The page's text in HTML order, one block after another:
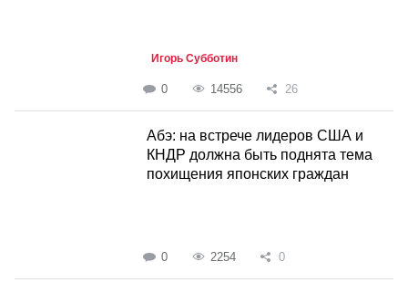
Игорь Субботин
0 14556 26
Абэ: на встрече лидеров США и
КНДР должна быть поднята тема
похищения японских граждан
0 2254 0